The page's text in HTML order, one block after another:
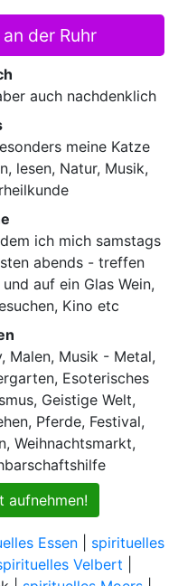
der Ruhr
auch nachdenklich
meine Katze
lesen, Natur, Musik,
ich mich samstags
abends - treffen
auf ein Glas Wein,
Kino etc
Malen, Musik - Metal,
Esoterisches
Geistige Welt,
Pferde, Festival,
Weihnachtsmarkt,
aufnehmen!
Essen| spirituelles
Velbert